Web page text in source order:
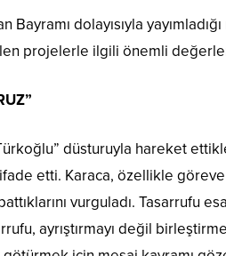
dolayısıyla
projelerle ilgili önemli
düsturuyla hareket
etti. Karaca, özellikle
vurguladı. Tasarrufu
ayrıştırmayı değil